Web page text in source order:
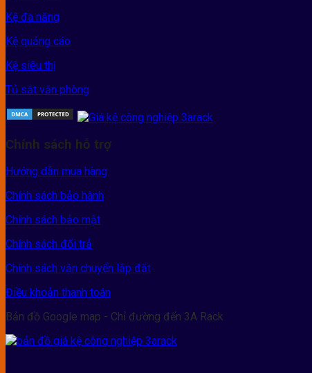
Kệ đa năng
Kệ quảng cáo
Kệ siêu thị
Tủ sắt văn phòng
Chính sách hỗ trợ
Hướng dẫn mua hàng
Chính sách bảo hành
Chính sách bảo mật
Chính sách đổi trả
Chính sách vận chuyển lắp đặt
Điều khoản thanh toán
Bản đồ Google map - Chỉ đường đến 3A Rack